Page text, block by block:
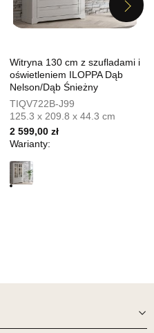
z ostatnich 30 dni
Wybierz
z ostatnich 30 dni 299,00 zł
Witryna 130 cm z szufladami i
oświetleniem ILOPPA Dąb
Nelson/Dąb Śnieżny
TIQV722B-J99
125.3 x 209.8 x 44.3 cm
2 599,00 zł
Warianty:
Next